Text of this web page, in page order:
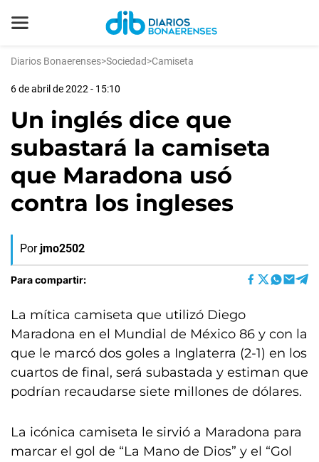
Diarios Bonaerenses>Sociedad>Camiseta
6 de abril de 2022 - 15:10
Un inglés dice que
subastará la camiseta
que Maradona usó
contra los ingleses
Por jmo2502
Para compartir:
La mítica camiseta que utilizó Diego
Maradona en el Mundial de México 86 y con la
que le marcó dos goles a Inglaterra (2-1) en los
cuartos de final, será subastada y estiman que
podrían recaudarse siete millones de dólares.
La icónica camiseta le sirvió a Maradona para
marcar el gol de “La Mano de Dios” y el “Gol